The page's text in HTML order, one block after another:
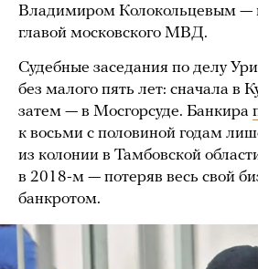
Владимиром Колокольцевым —
главой московского МВД.
Судебные заседания по делу
без малого пять лет: сначала в
затем — в Мосгорсуде. Банкира
к восьми с половиной годам
из колонии в Тамбовской
в 2018-м — потеряв весь свой
банкротом.